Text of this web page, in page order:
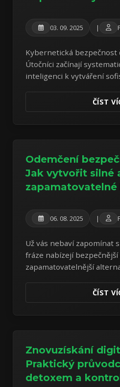
03. 09. 2025 |
Kybernetická bezpečnost
Útočníci začínají
inteligenci k vytváření
opatření. Analýza
znepokojivý trend
ČÍST
Odemčení
Jak vytvořit silné
zapamatovatelné
06. 08. 2025 |
Už vás nebaví zapomínat
fráze nabízejí bezpečnější
zapamatovatelnější
ČÍST
Znovuzískání
Praktický
detoxem a